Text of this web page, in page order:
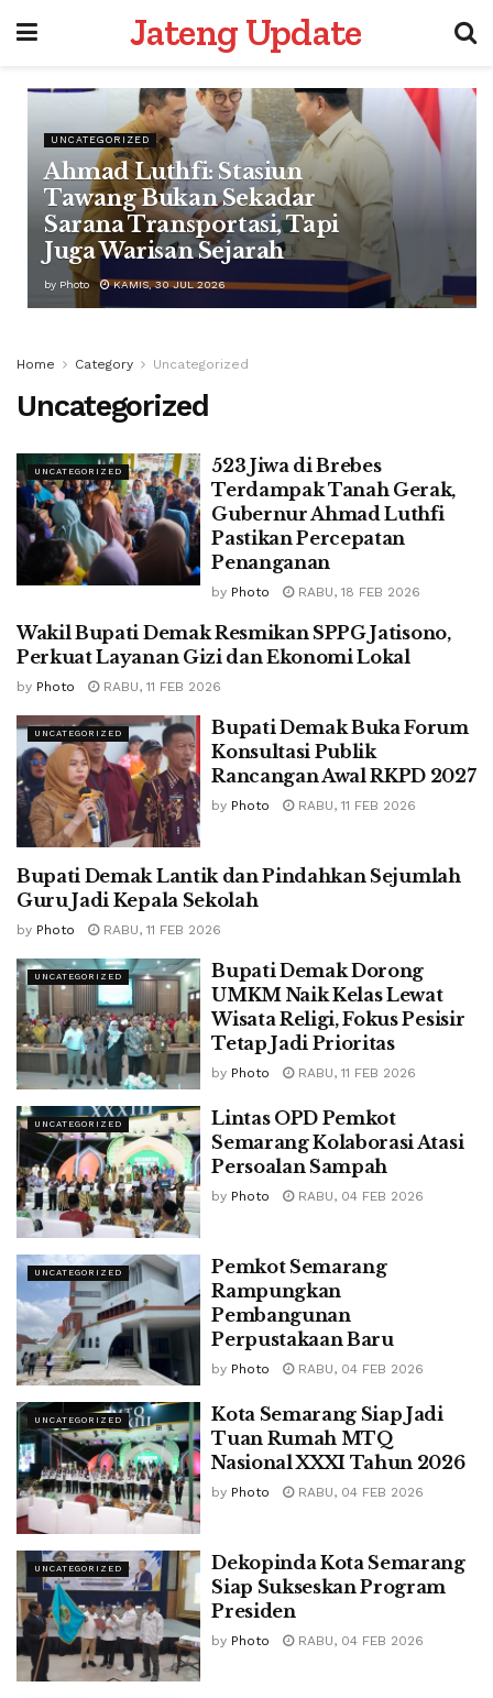
Jateng Update
UNCATEGORIZED
Ahmad Luthfi: Stasiun
Tawang Bukan Sekadar
Sarana Transportasi, Tapi
Juga Warisan Sejarah
by Photo KAMIS, 30 JUL 2026
Home Category Uncategorized
Uncategorized
UNCATEGORIZED
523 Jiwa di Brebes
Terdampak Tanah Gerak,
Gubernur Ahmad Luthfi
Pastikan Percepatan
Penanganan
by Photo RABU, 18 FEB 2026
UNCATEGORIZED
Wakil Bupati Demak Resmikan SPPG Jatisono,
Perkuat Layanan Gizi dan Ekonomi Lokal
by Photo RABU, 11 FEB 2026
UNCATEGORIZED
Bupati Demak Buka Forum
Konsultasi Publik
Rancangan Awal RKPD 2027
by Photo RABU, 11 FEB 2026
UNCATEGORIZED
Bupati Demak Lantik dan Pindahkan Sejumlah
Guru Jadi Kepala Sekolah
by Photo RABU, 11 FEB 2026
UNCATEGORIZED
Bupati Demak Dorong
UMKM Naik Kelas Lewat
Wisata Religi, Fokus Pesisir
Tetap Jadi Prioritas
by Photo RABU, 11 FEB 2026
UNCATEGORIZED
Lintas OPD Pemkot
Semarang Kolaborasi Atasi
Persoalan Sampah
by Photo RABU, 04 FEB 2026
UNCATEGORIZED
Pemkot Semarang
Rampungkan
Pembangunan
Perpustakaan Baru
by Photo RABU, 04 FEB 2026
UNCATEGORIZED
Kota Semarang Siap Jadi
Tuan Rumah MTQ
Nasional XXXI Tahun 2026
by Photo RABU, 04 FEB 2026
UNCATEGORIZED
Dekopinda Kota Semarang
Siap Sukseskan Program
Presiden
by Photo RABU, 04 FEB 2026